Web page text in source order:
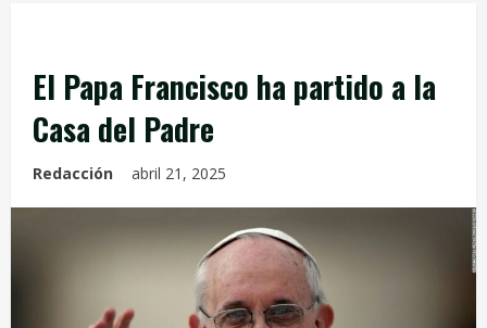
El Papa Francisco ha partido a la
Casa del Padre
Redacción abril 21, 2025